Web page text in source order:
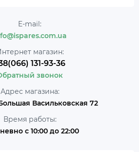
E-mail:
магазин:
131-93-36
звонок
Адрес магазина:
Васильковская 72
Время работы:
с 10:00 до 22:00